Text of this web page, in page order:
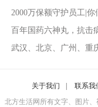
2000万保额守护员工|你
百年国药六神丸，抗击
武汉、北京、广州、重
关于我们 联系我
北方生活网所有文字、图片